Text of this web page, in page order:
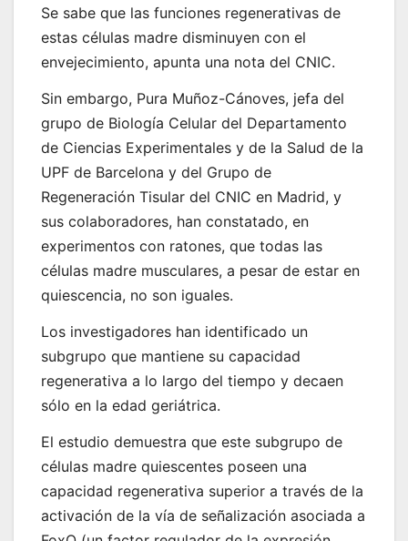
Se sabe que las funciones regenerativas de
estas células madre disminuyen con el
envejecimiento, apunta una nota del CNIC.
Sin embargo, Pura Muñoz-Cánoves, jefa del
grupo de Biología Celular del Departamento
de Ciencias Experimentales y de la Salud de la
UPF de Barcelona y del Grupo de
Regeneración Tisular del CNIC en Madrid, y
sus colaboradores, han constatado, en
experimentos con ratones, que todas las
células madre musculares, a pesar de estar en
quiescencia, no son iguales.
Los investigadores han identificado un
subgrupo que mantiene su capacidad
regenerativa a lo largo del tiempo y decaen
sólo en la edad geriátrica.
El estudio demuestra que este subgrupo de
células madre quiescentes poseen una
capacidad regenerativa superior a través de la
activación de la vía de señalización asociada a